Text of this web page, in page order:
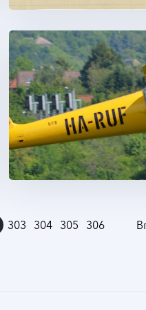
303 304 305 306